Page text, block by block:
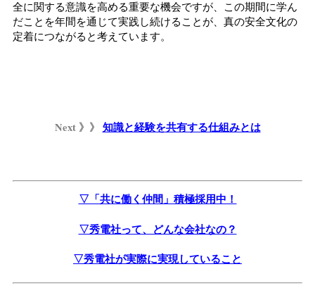
全に関する意識を高める重要な機会ですが、この期間に学ん
だことを年間を通じて実践し続けることが、真の安全文化の
定着につながると考えています。
Next 》》 知識と経験を共有する仕組みとは
▽「共に働く仲間」積極採用中！
▽秀電社って、どんな会社なの？
▽秀電社が実際に実現していること